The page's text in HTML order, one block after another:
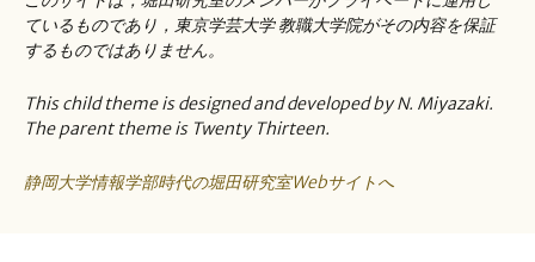
シ
ョ
ン
ているものであり，東京学芸大学 教職大学院がその内容を保証
するものではありません。
This child theme is designed and developed by N. Miyazaki.
The parent theme is Twenty Thirteen.
静岡大学情報学部時代の堀田研究室Webサイトへ